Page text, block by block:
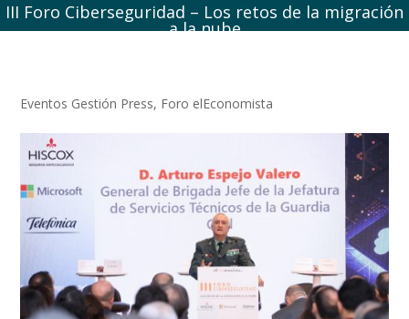
III Foro Ciberseguridad – Los retos de la migración
a la nube
Eventos Gestión Press, Foro elEconomista